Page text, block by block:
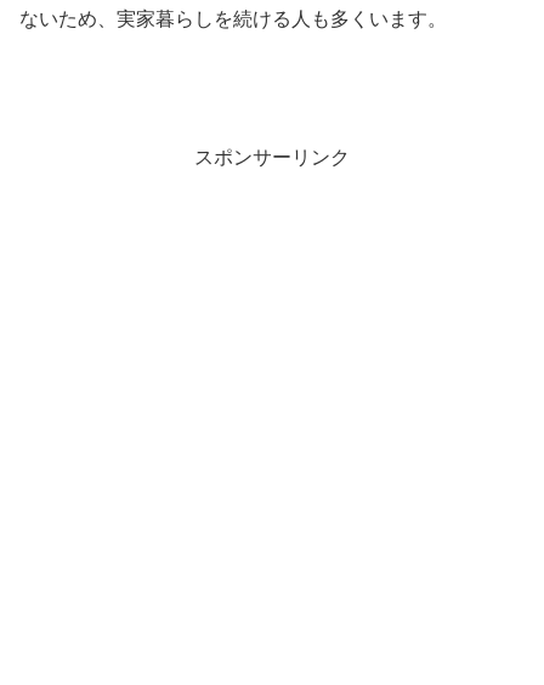
ないため、実家暮らしを続ける人も多くいます。
スポンサーリンク